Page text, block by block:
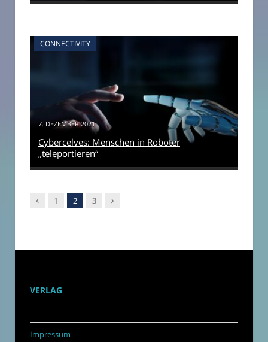
CONNECTIVITY
7. DEZEMBER 2021
Cybercelves: Menschen in Roboter
„teleportieren“
Vorgänger
1 2 3 Nachfolger
VERLAG
Impressum